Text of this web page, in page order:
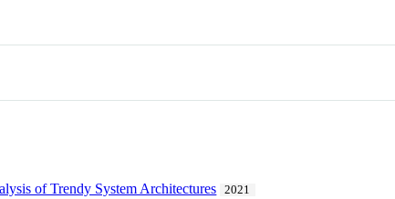
of Trendy System Architectures 2021